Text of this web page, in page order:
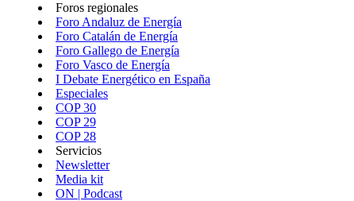
Foros regionales
Foro Andaluz de Energía
Foro Catalán de Energía
Foro Gallego de Energía
Foro Vasco de Energía
I Debate Energético en España
Especiales
COP 30
COP 29
COP 28
Servicios
Newsletter
Media kit
ON | Podcast